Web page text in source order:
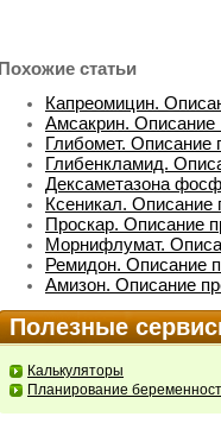
Похожие статьи
Капреомицин.
Амсакрин. Описание
Глибомет. Описание
Глибенкламид.
Дексаметазона
Ксеникал. Описание
Проскар. Описание
Морнифлумат.
Ремидон. Описание
Амизон. Описание
Полезные
Калькуляторы
Планирование